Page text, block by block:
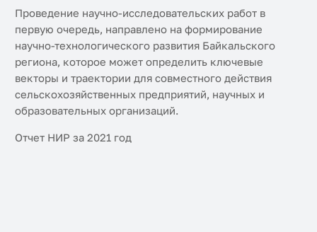
Проведение научно-исследовательских работ в
первую очередь, направлено на формирование
научно-технологического развития Байкальского
региона, которое может определить ключевые
векторы и траектории для совместного действия
сельскохозяйственных предприятий, научных и
образовательных организаций.
Отчет НИР за 2021 год